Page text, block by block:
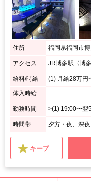
住所 福岡県福岡市
アクセス
給料/時給 (1) 月給28万円
体入時給
勤務時間
時間帯 夕方・夜、深
キープ